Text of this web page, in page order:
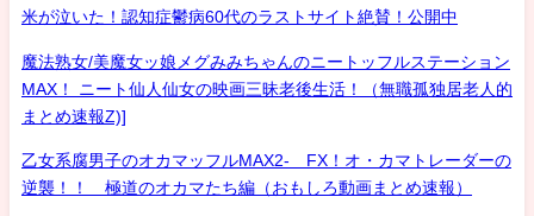
米が泣いた！認知症鬱病60代のラストサイト絶賛！公開中
魔法熟女/美魔女ッ娘メグみみちゃんのニートッフルステーション
MAX！ ニート仙人仙女の映画三昧老後生活！（無職孤独居老人的
まとめ速報Z)]
乙女系腐男子のオカマッフルMAX2- FX！オ・カマトレーダーの
逆襲！！ 極道のオカマたち編（おもしろ動画まとめ速報）